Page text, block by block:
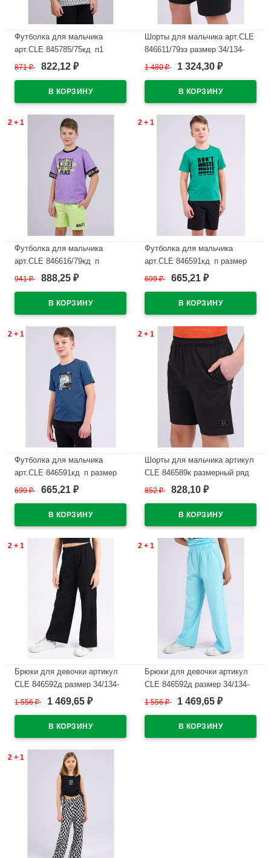
Футболка для мальчика
арт.CLE 845785/75кд_п1
размер 34/134-42/158 цвет
871₽ 822,12 ₽
Шорты для мальчика арт.CLE
846611/79зз размер 34/134-
42/158 цвет черный
1 480₽ 1 324,30 ₽
2 + 1
Футболка для мальчика
арт.CLE 846616/79кд_п
размер 34/134-42/158 цвет
941₽ 888,25 ₽
2 + 1
Футболка для мальчика
арт.CLE 846591кд_п размер
34/134-42/158 цвет зеленый
699₽ 665,21 ₽
2 + 1
Футболка для мальчика
арт.CLE 846591кд_п размер
34/134-42/158 цвет джинсовый
699₽ 665,21 ₽
2 + 1
Шорты для мальчика артикул
CLE 846589к размерный ряд
34/134-42/158 цвет черный
852₽ 828,10 ₽
2 + 1
Брюки для девочки артикул
CLE 846592д размер 34/134-
42/158 цвет черный
1 556₽ 1 469,65 ₽
2 + 1
Брюки для девочки артикул
CLE 846592д размер 34/134-
42/158 цвет голубой
1 556₽ 1 469,65 ₽
2 + 1